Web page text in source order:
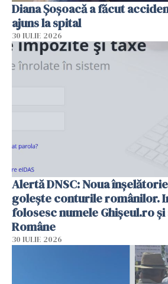
Diana Șoșoacă a făcut
ajuns la spital
30 IULIE 2026
Alertă DNSC: Noua
golește conturile românilor.
folosesc numele Ghișeul.ro
Române
30 IULIE 2026